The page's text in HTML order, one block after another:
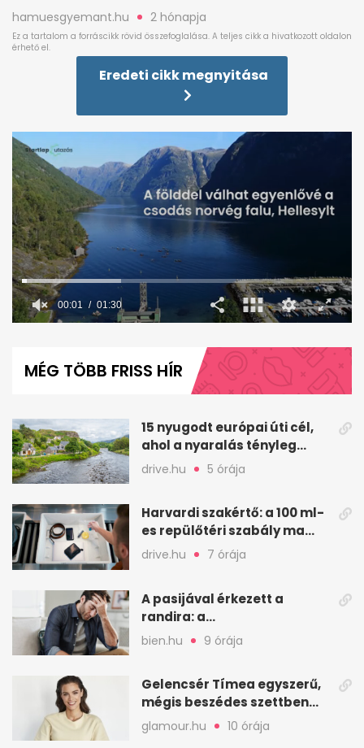
hamuesgyemant.hu 2 hónapja
Eredeti cikk megnyitása
minute,
MÉG TÖBB FRISS HÍR
15 nyugodt európai úti cél,
ahol a nyaralás tényleg
pihenés
drive.hu 5 órája
Harvardi szakértő: a 100 ml-
es repülőtéri szabály ma
már színjáték
drive.hu 7 órája
A pasijával érkezett a
randira: a
legmegdöbbentőbb első
bien.hu 9 órája
Gelencsér Tímea egyszerű,
mégis beszédes szettben
ünnepelte a lánybúcsút
glamour.hu 10 órája